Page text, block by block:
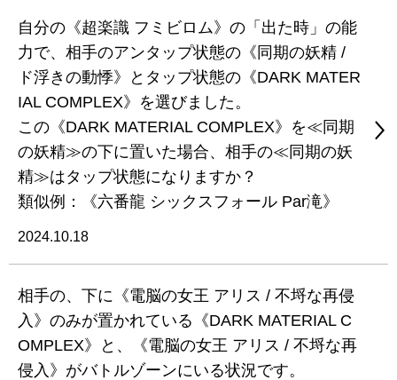
自分の《超楽識 フミビロム》の「出た時」の能
力で、相手のアンタップ状態の《同期の妖精 /
ド浮きの動悸》とタップ状態の《DARK MATER
IAL COMPLEX》を選びました。
この《DARK MATERIAL COMPLEX》を≪同期
の妖精≫の下に置いた場合、相手の≪同期の妖
精≫はタップ状態になりますか？
類似例：《六番龍 シックスフォール Par滝》
2024.10.18
相手の、下に《電脳の女王 アリス / 不埒な再侵
入》のみが置かれている《DARK MATERIAL C
OMPLEX》と、《電脳の女王 アリス / 不埒な再
侵入》がバトルゾーンにいる状況です。